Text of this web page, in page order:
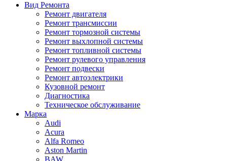
Вид Ремонта
Ремонт двигателя
Ремонт трансмиссии
Ремонт тормозной системы
Ремонт выхлопной системы
Ремонт топливной системы
Ремонт рулевого управления
Ремонт подвески
Ремонт автоэлектрики
Кузовной ремонт
Диагностика
Техническое обслуживание
Марка
Audi
Acura
Alfa Romeo
Aston Martin
BAW